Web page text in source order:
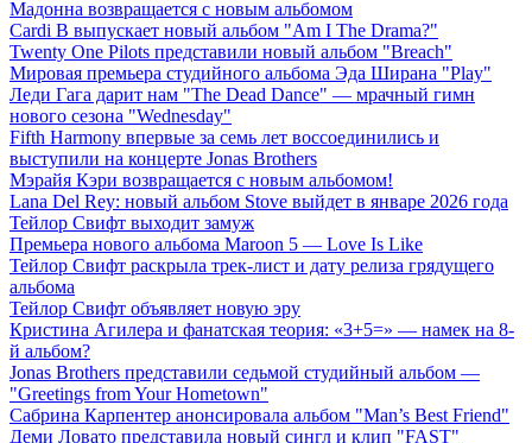
Мадонна возвращается с новым альбомом
Cardi B выпускает новый альбом "Am I The Drama?"
Twenty One Pilots представили новый альбом "Breach"
Мировая премьера студийного альбома Эда Ширана "Play"
Леди Гага дарит нам "The Dead Dance" — мрачный гимн
нового сезона "Wednesday"
Fifth Harmony впервые за семь лет воссоединились и
выступили на концерте Jonas Brothers
Мэрайя Кэри возвращается с новым альбомом!
Lana Del Rey: новый альбом Stove выйдет в январе 2026 года
Тейлор Свифт выходит замуж
Премьера нового альбома Maroon 5 — Love Is Like
Тейлор Свифт раскрыла трек-лист и дату релиза грядущего
альбома
Тейлор Свифт объявляет новую эру
Кристина Агилера и фанатская теория: «3+5=» — намек на 8-
й альбом?
Jonas Brothers представили седьмой студийный альбом —
"Greetings from Your Hometown"
Сабрина Карпентер анонсировала альбом "Man’s Best Friend"
Деми Ловато представила новый сингл и клип "FAST"